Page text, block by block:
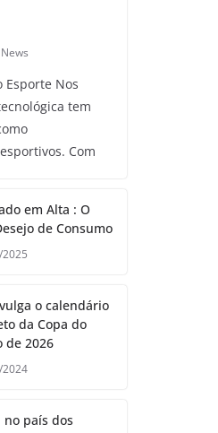
Esporte Nos
tem
Com
em Alta : O
de Consumo
o calendário
da Copa do
de 2026
no país dos